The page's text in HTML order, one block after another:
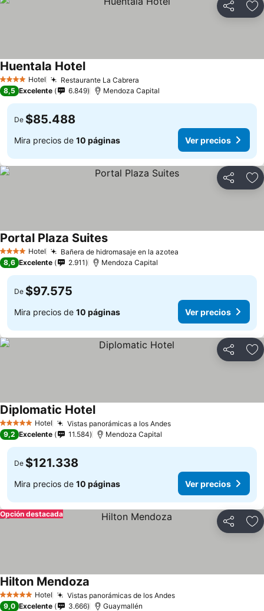
Compartir
4 EstrellasHotel Restaurante La Cabrera
Huentala HotelVer precios
8,5 Excelente 6.849 Mendoza Capital
De $85.488
Mira precios de 10 páginas Ver precios
Compartir
4 EstrellasHotel Bañera de hidromasaje en la azotea
Portal Plaza SuitesVer precios
8,6 Excelente 2.911 Mendoza Capital
De $97.575
Mira precios de 10 páginas Ver precios
Compartir
5 Estrellas Hotel Vistas panorámicas a los AndesVer precios
Diplomatic HotelVer precios
9,2 Excelente 11.584 Mendoza Capital
De $121.338
Mira precios de 10 páginas Ver precios
Compartir
Opción destacada
5 Estrellas Hotel Vistas panorámicas de los AndesVer precios
Hilton Mendoza
9,0 Excelente 3.666 Guaymallén